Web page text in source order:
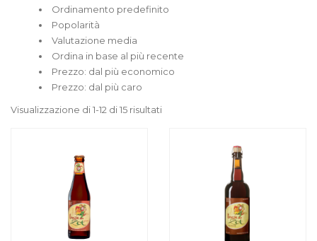
Ordinamento predefinito
Popolarità
Valutazione media
Ordina in base al più recente
Prezzo: dal più economico
Prezzo: dal più caro
Visualizzazione di 1-12 di 15 risultati